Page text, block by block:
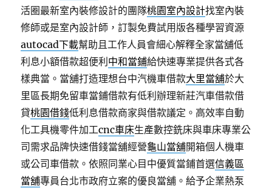
活圈最新室內裝修設計的團隊桃園室內設計找室內裝
修師或是室內設計師，訂製免費試用版各種學習資源
autocad下載幫助且工作人員會細心解釋全家當舖低
利息小額借款超便利 中和當鋪給快速專業提供各式各
樣典當。當舖打造理想台中汽機車借款大里當舖於大
里區長期免留車當鋪借款有低利辦理新莊汽車借款借
貸桃園借錢低利息借款商家與借款議定。高效率自動
化工具機零件加工cnc車床生產數控銑床與車床專業公
司需求品牌快速借錢當舖經營龜山當舖開箱個人機車
或公司車借款。依照同業心目中優質當鋪首選信義區
當舖專員台北市政府立案的優良當舖。給予企業熱泵